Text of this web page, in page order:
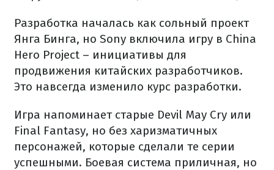
Разработка началась как сольный проект
Янга Бинга, но Sony включила игру в China
Hero Project – инициативы для
продвижения китайских разработчиков.
Это навсегда изменило курс разработки.
Игра напоминает старые Devil May Cry или
Final Fantasy, но без харизматичных
персонажей, которые сделали те серии
успешными. Боевая система приличная, но